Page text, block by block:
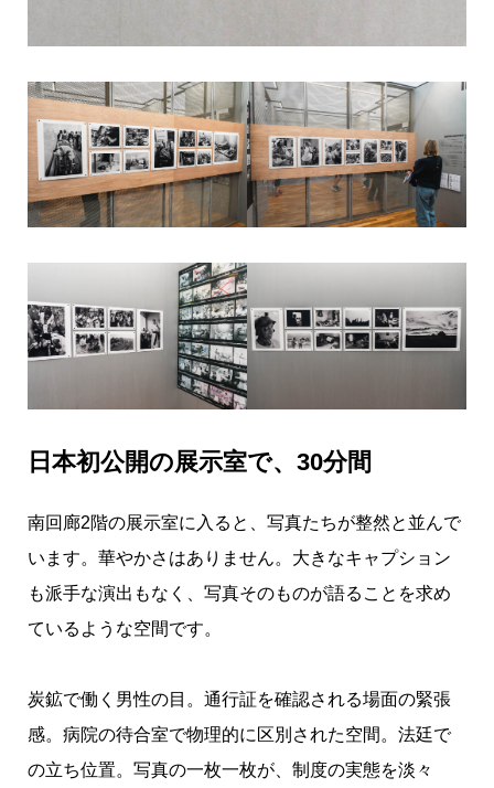
日本初公開の展示室で、30分間
南回廊2階の展示室に入ると、写真たちが整然と並んで
います。華やかさはありません。大きなキャプション
も派手な演出もなく、写真そのものが語ることを求め
ているような空間です。
炭鉱で働く男性の目。通行証を確認される場面の緊張
感。病院の待合室で物理的に区別された空間。法廷で
の立ち位置。写真の一枚一枚が、制度の実態を淡々